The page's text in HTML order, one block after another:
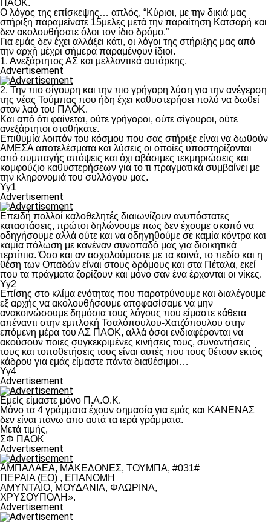
ΠΑΟΚ.
Ο λόγος της επίσκεψης… απλός, “Κύριοι, με την δικιά μας
στήριξη παραμείνατε 15μελες μετά την παραίτηση Κατσαρή και
δεν ακολουθήσατε όλοι τον ίδιο δρόμο.”
Για εμάς δεν έχει αλλάξει κάτι, οι λόγοι της στήριξης μας από
την αρχή μέχρι σήμερα παραμένουν ίδιοι.
1. Ανεξάρτητος ΑΣ και μελλοντικά αυτάρκης,
Advertisement
2. Την πιο σίγουρη και την πιο γρήγορη λύση για την ανέγερση
της νέας Τούμπας που ήδη έχει καθυστερήσει πολύ να δωθεί
στον λαό του ΠΑΟΚ.
Και από ότι φαίνεται, ούτε γρήγοροι, ούτε σίγουροι, ούτε
ανεξάρτητοι σταθήκατε.
Επιθυμία λοιπόν του κόσμου που σας στήριξε είναι να δωθούν
ΑΜΕΣΑ αποτελέσματα και λύσεις οι οποίες υποστηρίζονται
από συμπαγής απόψεις και όχι αβάσιμες τεκμηριώσεις και
κομφούζιο καθυστερήσεων για το τι πραγματικά συμβαίνει με
την κληρονομιά του συλλόγου μας.
Υγ1
Advertisement
Επειδή πολλοί καλοθελητές διαιωνίζουν ανυπόστατες
καταστάσεις, πρώτοι δηλώνουμε πως δεν έχουμε σκοπό να
οδηγήσουμε αλλά ούτε και να οδηγηθούμε σε καμία κόντρα και
καμία πόλωση με κανέναν συνοπαδό μας για διοικητικά
τερτίπια. Όσο και αν ασχολούμαστε με τα κοινά, το πεδίο και η
θέση των Οπαδών είναι στους δρόμους και στα Πέταλα, εκεί
που τα πράγματα ζορίζουν και μόνο σαν ένα έρχονται οι νίκες.
Υγ2
Επίσης στο κλίμα ενότητας που παροτρύνουμε και διαλέγουμε
εξ αρχής να ακολουθήσουμε αποφασίσαμε να μην
ανακοινώσουμε δημόσια τους λόγους που είμαστε κάθετα
απέναντι στην εμπλοκή Τσαλόπουλου-Χατζόπουλου στην
επόμενη μέρα του ΑΣ ΠΑΟΚ, αλλά όσοι ενδιαφέρονται να
ακούσουν ποιες συγκεκριμένες κινήσεις τους, συναντήσεις
τους και τοποθετήσεις τους είναι αυτές που τους θέτουν εκτός
κάδρου για εμάς είμαστε πάντα διαθέσιμοι…
Υγ4
Advertisement
Εμείς είμαστε μόνο Π.Α.Ο.Κ.
Μόνο τα 4 γράμματα έχουν σημασία για εμάς και ΚΑΝΕΝΑΣ
δεν είναι πάνω απο αυτά τα ιερά γράμματα.
Μετά τιμής,
ΣΦ ΠΑΟΚ
Advertisement
ΑΜΠΑΛΑΕΑ, ΜΑΚΕΔΟΝΕΣ, ΤΟΥΜΠΑ, #031#
ΠΕΡΑΙΑ (ΕΟ) , ΕΠΑΝΟΜΗ
ΑΜΥΝΤΑΙΟ, ΜΟΥΔΑΝΙΑ, ΦΛΩΡΙΝΑ,
ΧΡΥΣΟΥΠΟΛΗ».
Advertisement